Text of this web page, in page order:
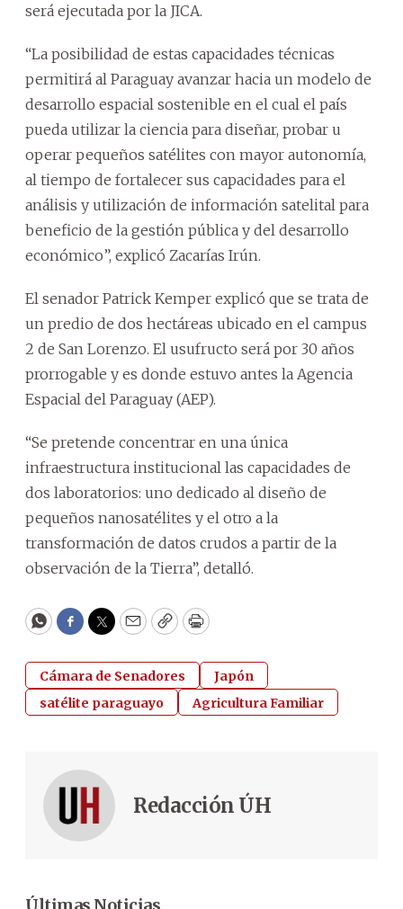
será ejecutada por la JICA.
“La posibilidad de estas capacidades técnicas
permitirá al Paraguay avanzar hacia un modelo de
desarrollo espacial sostenible en el cual el país
pueda utilizar la ciencia para diseñar, probar u
operar pequeños satélites con mayor autonomía,
al tiempo de fortalecer sus capacidades para el
análisis y utilización de información satelital para
beneficio de la gestión pública y del desarrollo
económico”, explicó Zacarías Irún.
El senador Patrick Kemper explicó que se trata de
un predio de dos hectáreas ubicado en el campus
2 de San Lorenzo. El usufructo será por 30 años
prorrogable y es donde estuvo antes la Agencia
Espacial del Paraguay (AEP).
“Se pretende concentrar en una única
infraestructura institucional las capacidades de
dos laboratorios: uno dedicado al diseño de
pequeños nanosatélites y el otro a la
transformación de datos crudos a partir de la
observación de la Tierra”, detalló.
WhatsApp
Facebook
Twitter
EmailCopyPrint
Cámara de Senadores
Japón
satélite paraguayo
Agricultura Familiar
Redacción ÚH
Últimas Noticias